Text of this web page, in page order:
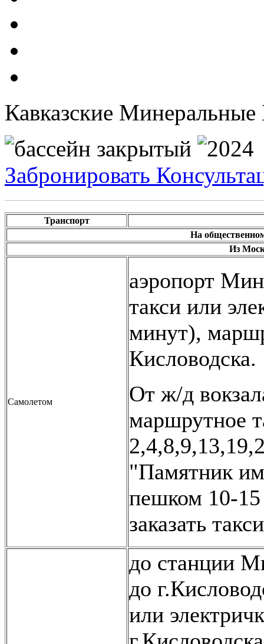
Кавказские
Забронировать
Транспорт
На
Из
Самолетом
аэропорт
такси или
минут),
Кисловодска.
От ж/д
маршрутное
"Памятник
пешком 10-
заказать
до станции
до
или